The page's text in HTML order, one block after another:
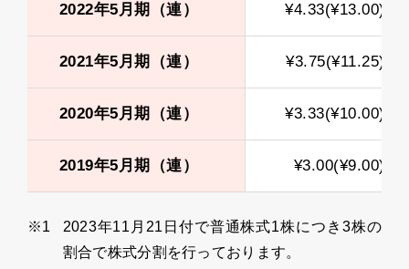
2022年5月期（連） ¥4.33(¥13.00)
2021年5月期（連） ¥3.75(¥11.25)
2020年5月期（連） ¥3.33(¥10.00)
2019年5月期（連） ¥3.00(¥9.00)
2023年11月21日付で普通株式1株につき3株の
割合で株式分割を行っております。